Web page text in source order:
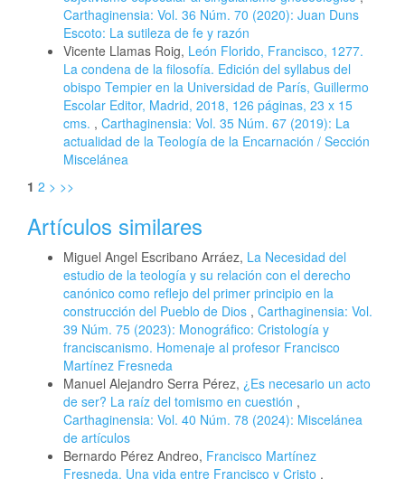
Carthaginensia: Vol. 36 Núm. 70 (2020): Juan Duns
Escoto: La sutileza de fe y razón
Vicente Llamas Roig, León Florido, Francisco, 1277.
La condena de la filosofía. Edición del syllabus del
obispo Tempier en la Universidad de París, Guillermo
Escolar Editor, Madrid, 2018, 126 páginas, 23 x 15
cms. , Carthaginensia: Vol. 35 Núm. 67 (2019): La
actualidad de la Teología de la Encarnación / Sección
Miscelánea
1 2 > >>
Artículos similares
Miguel Angel Escribano Arráez, La Necesidad del
estudio de la teología y su relación con el derecho
canónico como reflejo del primer principio en la
construcción del Pueblo de Dios , Carthaginensia: Vol.
39 Núm. 75 (2023): Monográfico: Cristología y
franciscanismo. Homenaje al profesor Francisco
Martínez Fresneda
Manuel Alejandro Serra Pérez, ¿Es necesario un acto
de ser? La raíz del tomismo en cuestión ,
Carthaginensia: Vol. 40 Núm. 78 (2024): Miscelánea
de artículos
Bernardo Pérez Andreo, Francisco Martínez
Fresneda. Una vida entre Francisco y Cristo ,